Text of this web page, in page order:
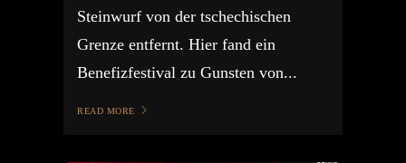
Steinwurf von der tschechischen
Grenze entfernt. Hier fand ein
Benefizfestival zu Gunsten von...
READ MORE